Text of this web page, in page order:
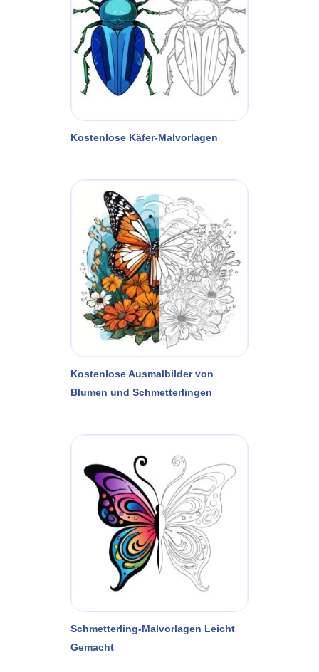
Kostenlose Käfer-Malvorlagen
Kostenlose Ausmalbilder von
Blumen und Schmetterlingen
Schmetterling-Malvorlagen Leicht
Gemacht